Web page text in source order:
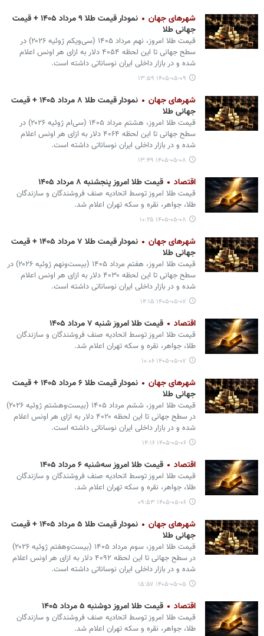
شهرهای جهان
نمودار قیمت طلا ۹ مرداد ۱۴۰۵ + قیمت
جهانی طلا
قیمت طلا امروز، نهم مرداد ۱۴۰۵ (‌سی‌ویکم ژوئیه ۲۰۲۶) در
سطح جهانی تا این لحظه ۴۰۵۴ دلار به ازای هر اونس اعلام
شده و در بازار داخلی ایران نوساناتی داشته است.
۱۴۰۵-۰۵-۰۹ ۱۳:۵۹
شهرهای جهان
نمودار قیمت طلا ۸ مرداد ۱۴۰۵ + قیمت
جهانی طلا
قیمت طلا امروز، هشتم مرداد ۱۴۰۵ (‌سی‌ام ژوئیه ۲۰۲۶) در
سطح جهانی تا این لحظه ۴۰۶۴ دلار به ازای هر اونس اعلام
شده و در بازار داخلی ایران نوساناتی داشته است.
۱۴۰۵-۰۵-۰۸ ۱۳:۴۹
اقتصاد قیمت طلا امروز پنجشنبه ۸ مرداد ۱۴۰۵
قیمت طلا امروز توسط اتحادیه صنف فروشندگان و سازندگان
طلا، جواهر، نقره و سکه تهران اعلام شد.
۱۴۰۵-۰۵-۰۸ ۱۰:۲۵
شهرهای جهان
نمودار قیمت طلا ۷ مرداد ۱۴۰۵ + قیمت
جهانی طلا
قیمت طلا امروز، هفتم مرداد ۱۴۰۵ (‌بیست‌ونهم ژوئیه ۲۰۲۶) در
سطح جهانی تا این لحظه ۴۰۳۰ دلار به ازای هر اونس اعلام
شده و در بازار داخلی ایران نوساناتی داشته است.
۱۴۰۵-۰۵-۰۷ ۱۴:۱۵
اقتصاد قیمت طلا امروز شنبه ۷ مرداد ۱۴۰۵
قیمت طلا امروز توسط اتحادیه صنف فروشندگان و سازندگان
طلا، جواهر، نقره و سکه تهران اعلام شد.
۱۴۰۵-۰۵-۰۷ ۱۰:۰۶
شهرهای جهان
نمودار قیمت طلا ۶ مرداد ۱۴۰۵ + قیمت
جهانی طلا
قیمت طلا امروز، ششم مرداد ۱۴۰۵ (‌بیست‌وهشتم ژوئیه ۲۰۲۶)
در سطح جهانی تا این لحظه ۴۰۲۰ دلار به ازای هر اونس اعلام
شده و در بازار داخلی ایران نوساناتی داشته است.
۱۴۰۵-۰۵-۰۶ ۱۴:۱۶
اقتصاد قیمت طلا امروز سه‌شنبه ۶ مرداد ۱۴۰۵
قیمت طلا امروز توسط اتحادیه صنف فروشندگان و سازندگان
طلا، جواهر، نقره و سکه تهران اعلام شد.
۱۴۰۵-۰۵-۰۶ ۰۹:۵۳
شهرهای جهان
نمودار قیمت طلا ۵ مرداد ۱۴۰۵ + قیمت
جهانی طلا
قیمت طلا امروز، سوم مرداد ۱۴۰۵ (‌بیست‌وهفتم ژوئیه ۲۰۲۶)
در سطح جهانی تا این لحظه ۴۰۹۲ دلار به ازای هر اونس اعلام
شده و در بازار داخلی ایران نوساناتی داشته است.
۱۴۰۵-۰۵-۰۵ ۱۵:۵۷
اقتصاد قیمت طلا امروز دوشنبه ۵ مرداد ۱۴۰۵
قیمت طلا امروز توسط اتحادیه صنف فروشندگان و سازندگان
طلا، جواهر، نقره و سکه تهران اعلام شد.